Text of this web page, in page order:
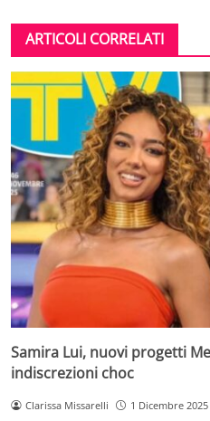
ARTICOLI CORRELATI
Samira Lui, nuovi progetti
indiscrezioni choc
Clarissa Missarelli 1 Dicembre 2025